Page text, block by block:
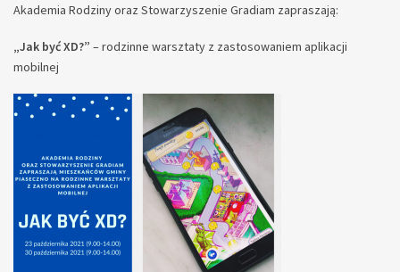
Akademia Rodziny oraz Stowarzyszenie Gradiam zapraszają:
„Jak być XD?” – rodzinne warsztaty z zastosowaniem aplikacji
mobilnej